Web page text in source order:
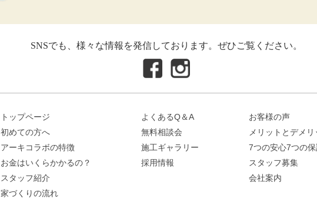
SNSでも、様々な情報を発信しております。ぜひご覧ください。
トップページ
初めての方へ
アーキコラボの特徴
お金はいくらかかるの？
スタッフ紹介
家づくりの流れ
よくあるQ＆A
無料相談会
施工ギャラリー
採用情報
お客様の声
メリットとデメリ
7つの安心7つの
スタッフ募集
会社案内